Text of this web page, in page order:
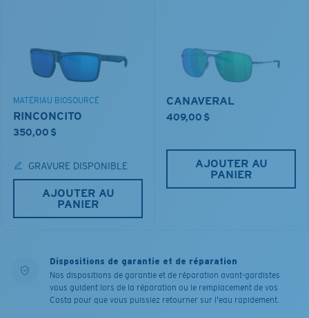
MATÉRIAU BIOSOURCÉ
RINCONCITO
350,00 $
GRAVURE DISPONIBLE
AJOUTER AU
PANIER
CANAVERAL
409,00 $
AJOUTER AU
PANIER
Dispositions de garantie et de réparation
Nos dispositions de garantie et de réparation avant-gardistes
vous guident lors de la réparation ou le remplacement de vos
Costa pour que vous puissiez retourner sur l'eau rapidement.